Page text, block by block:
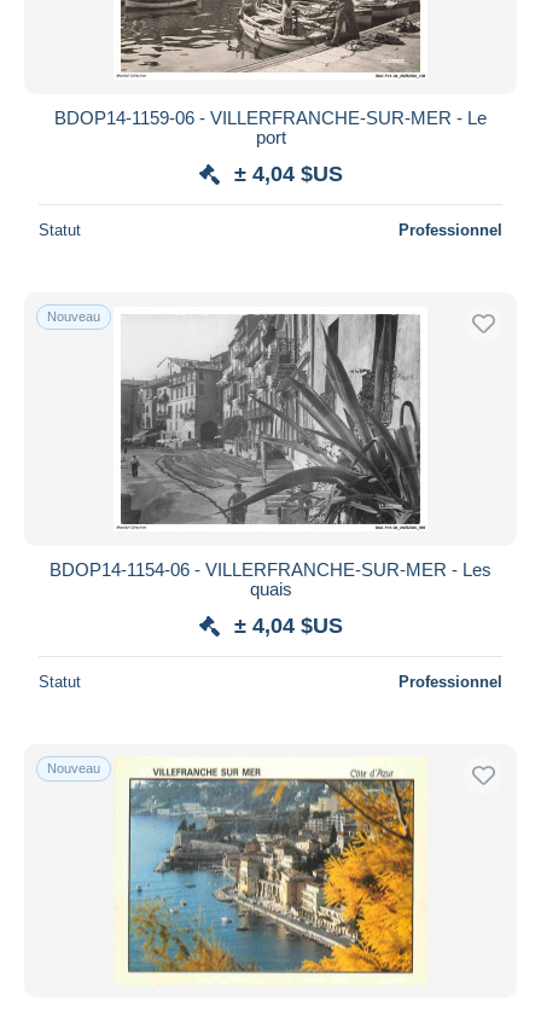
BDOP14-1159-06 - VILLERFRANCHE-SUR-MER - Le
port
± 4,04 $US
Statut Professionnel
Nouveau
BDOP14-1154-06 - VILLERFRANCHE-SUR-MER - Les
quais
± 4,04 $US
Statut Professionnel
Nouveau